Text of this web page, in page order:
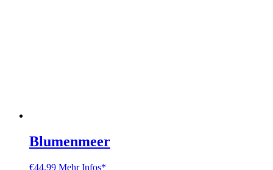
Blumenmeer
€44.99 Mehr Infos*